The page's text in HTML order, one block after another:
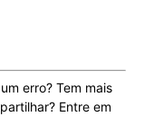
erro? Tem mais
Entre em